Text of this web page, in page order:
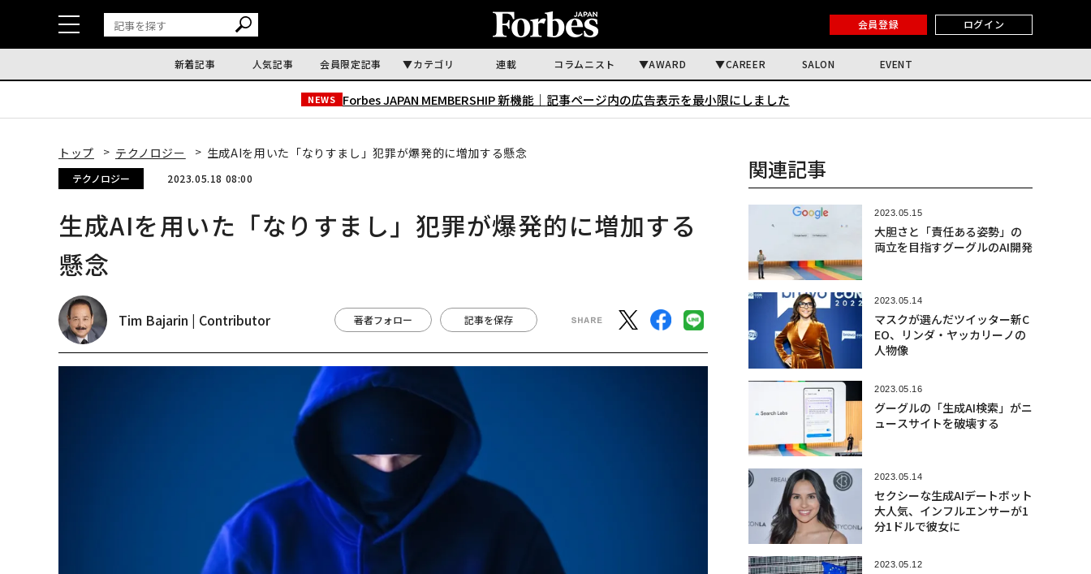
会員登録 ログイン
新着記事 人気記事 会員限定記事 カテゴリ 連載 コラムニスト AWARD CAREER SALON EVENT
NEWS Forbes JAPAN MEMBERSHIP 新機能｜ 記事ページ内の広告表示を最小限にしました
トップ テクノロジー 生成AIを用いた「なりすまし」犯罪が爆発的に増加する懸念
テクノロジー 2023.05.18 08:00
生成AIを用いた「なりすまし」犯罪が爆発的に増加する
懸念
Tim Bajarin | Contributor 著者フォロー 記事を保存
関連記事
2023.05.15
大胆さと「責任ある姿勢」の
両立を目指すグーグルのAI開発
2023.05.14
マスクが選んだツイッター新C
EO、リンダ・ヤッカリーノの
人物像
2023.05.16
グーグルの「生成AI検索」がニ
ュースサイトを破壊する
2023.05.14
セクシーな生成AIデートボット
大人気、インフルエンサーが1
分1ドルで彼女に
2023.05.12